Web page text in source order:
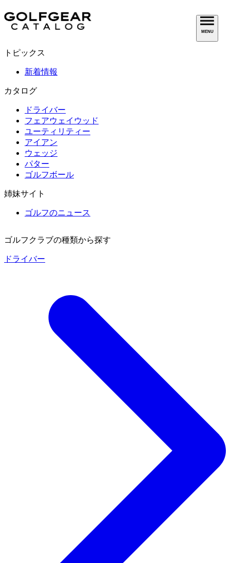
MENU
トピックス
新着情報
カタログ
ドライバー
フェアウェイウッド
ユーティリティー
アイアン
ウェッジ
パター
ゴルフボール
姉妹サイト
ゴルフのニュース
ゴルフクラブの種類から探す
ドライバー